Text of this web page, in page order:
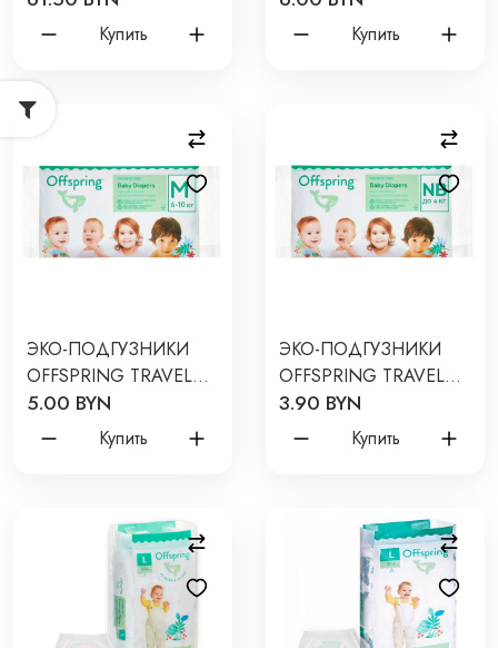
ЛИСТОЧКИКупить
РАСЦВЕТКИ
Купить
ЭКО-ПОДГУЗНИКИ
OFFSPRING TRAVEL
PACK M 6-10 КГ 3 ШТ 3
РАСЦВЕТКИ
5.00 BYN
Купить
ЭКО-ПОДГУЗНИКИ
OFFSPRING TRAVEL
PACK NB 2-4 КГ 3 ШТ.
3 РАСЦВЕТКИ
3.90 BYN
Купить